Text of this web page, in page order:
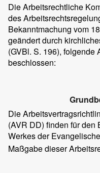
Die Arbeitsrechtliche
des
Bekanntmachung vom
geändert durch
(GVBl. S. 196), folgende
beschlossen:
Die
(AVR DD) finden für
Werkes der
Maßgabe dieser